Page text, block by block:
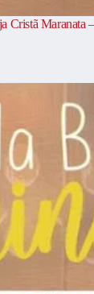
Cristã Maranata